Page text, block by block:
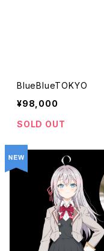
BlueBlueTOKYO
¥98,000
SOLD OUT